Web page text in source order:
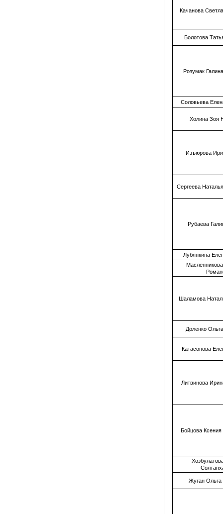
Качанова
Болотова
Розумак
Соловьева
Холина Зоя
Изъюрова
Сергеева
Рубаева
Лубянкина
Шаламова
Доленко
Катасонова
Литвинова
Бойцова
Жуган Ольга